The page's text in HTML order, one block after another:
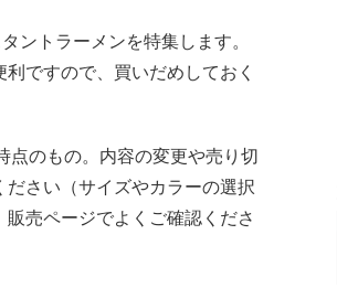
ントラーメンを特集します。
ですので、買いだめしておく
点のもの。内容の変更や売り切
さい（サイズやカラーの選択
売ページでよくご確認くださ